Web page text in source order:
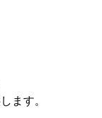
ます。